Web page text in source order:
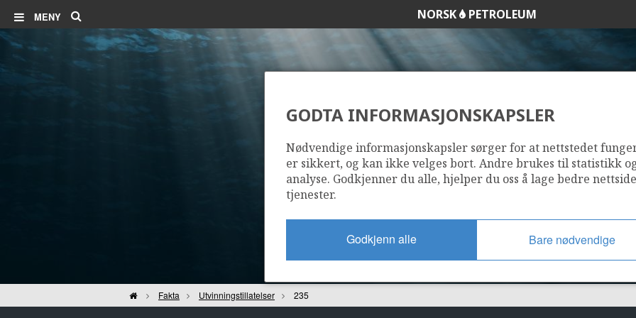
MENY NORSK PETROLEUM
235
Hjem Fakta Utvinningstillatelser 235
GODTA INFORMASJONSKAPSLER
Nødvendige informasjonskapsler sørger for at nettstedet
er sikkert, og kan ikke velges bort. Andre brukes til statistikk
analyse. Godkjenner du alle, hjelper du oss å lage bedre
tjenester.
Godkjenn alle Bare nødvendige